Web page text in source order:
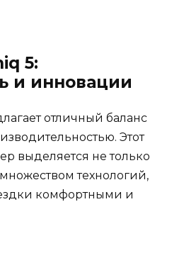
5:
и инновации
отличный баланс
Этот
выделяется не только
технологий,
комфортными и